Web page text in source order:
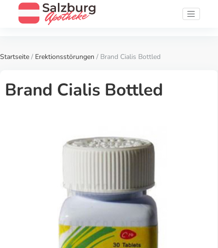
Startseite / Erektionsstörungen / Brand Cialis Bottled
Brand Cialis Bottled